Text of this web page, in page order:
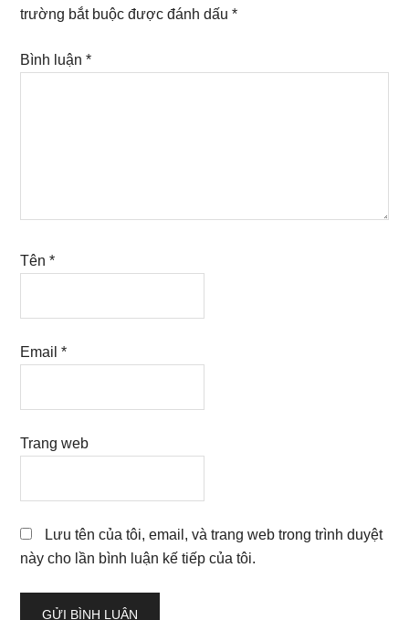
trường bắt buộc được đánh dấu*
Bình luận*
Tên*
Email*
Trang web
Lưu tên của tôi, email, và trang web trong trình duyệt
này cho lần bình luận kế tiếp của tôi.